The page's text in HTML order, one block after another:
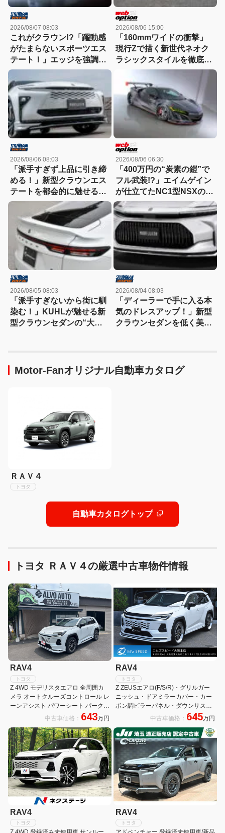
2026/08/07 08:03
これがクラウン!?「躍動感
がたまらないスポーツエス
テート！」エッジを強調し
たエアロに22インチホイー
ルで武装
2026/08/06 15:00
「160mmワイドの衝撃」
現行Zで描く新世代ネオク
ラシックスタイルを徹底解
2026/08/06 08:03
「派手すぎず上品に引き締
める！」新型クラウンエス
テートを都会的に魅せる、
モデリスタのディーラーで
買える流麗スタイル
2026/08/06 06:30
「400万円の“炭素の鎧”で
フル武装!?」エイムゲイン
が仕立てたNC1型NSXの本
気
2026/08/05 08:03
「派手すぎないから街に馴
染む！」KUHLが魅せる新
型クラウンセダンの“大人
2026/08/04 08:03
「ディーラーで手に入る本
気のドレスアップ！」新型
クラウンセダンを低く美し
Motor-Fanオリジナル自動車カタログ
ＲＡＶ４
トヨタ
自動車カタログトップ
トヨタ ＲＡＶ４の厳選中古車物件情報
RAV4
トヨタ
Z 4WD モデリスタエアロ 全周囲カ
メラ オートクルーズコントロール レ
ーンアシスト パワーシート パークア
シスト 衝突被害軽減システム サンル
電動リアゲート
中古車価格： 643万円
RAV4
トヨタ
Z ZEUSエアロ(F/S/R)・グリルガー
ニッシュ・ドアミラーカバー・カー
ボン調ピラーパネル・ダウンサス・
22インチAW・パノラマルーフ・ト
イブ)・ITSコネクト
中古車価格： 645万円
RAV4
トヨタ
RAV4
トヨタ